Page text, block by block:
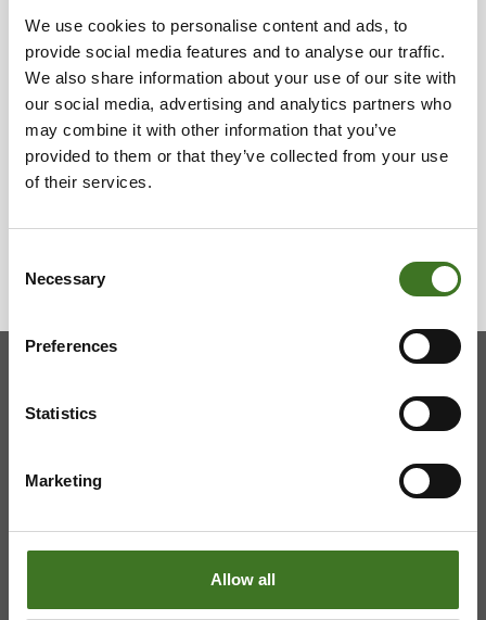
We use cookies to personalise content and ads, to
provide social media features and to analyse our traffic.
We also share information about your use of our site with
our social media, advertising and analytics partners who
may combine it with other information that you’ve
provided to them or that they’ve collected from your use
of their services.
Selection
Necessary
Preferences
Statistics
Marketing
Allow all
27.04.2026
Risu-Mat­ti­la on avat­tu!
31.03.2026
Vaa­lan ha­ra­voin­ti­jät­tei­den vas­taan­ot­to­paik­ka
on muut­tu­nut
Kainuun jätehuollon kuntayhtymä
Avoinna arkisin 9 - 15